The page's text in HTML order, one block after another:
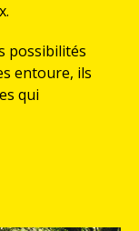
possibilités
entoure, ils
qui